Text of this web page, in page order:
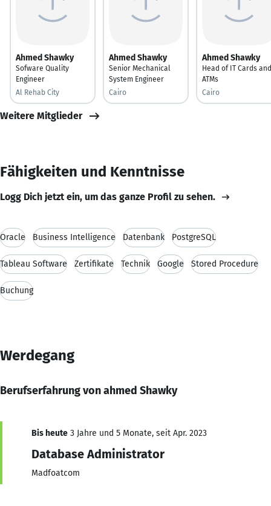
Ahmed Shawky
Sofware Quality
Engineer
Al Rehab City
Ahmed Shawky
Senior Mechanical
System Engineer
Cairo
Ahmed Shawky
Head of IT Cards and
ATMs
Cairo
Weitere Mitglieder
Fähigkeiten und Kenntnisse
Logg Dich jetzt ein, um das ganze Profil zu sehen.
Oracle Business Intelligence Datenbank PostgreSQL
Tableau Software Zertifikate Technik Google Stored Procedure
Buchung
Werdegang
Berufserfahrung von ahmed Shawky
Bis heute 3 Jahre und 5 Monate, seit Apr. 2023
Database Administrator
Madfoatcom